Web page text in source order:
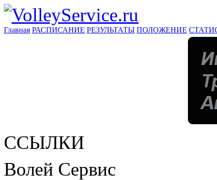
Главная РАСПИСАНИЕ РЕЗУЛЬТАТЫ ПОЛОЖЕНИЕ
ССЫЛКИ
Волей Сервис